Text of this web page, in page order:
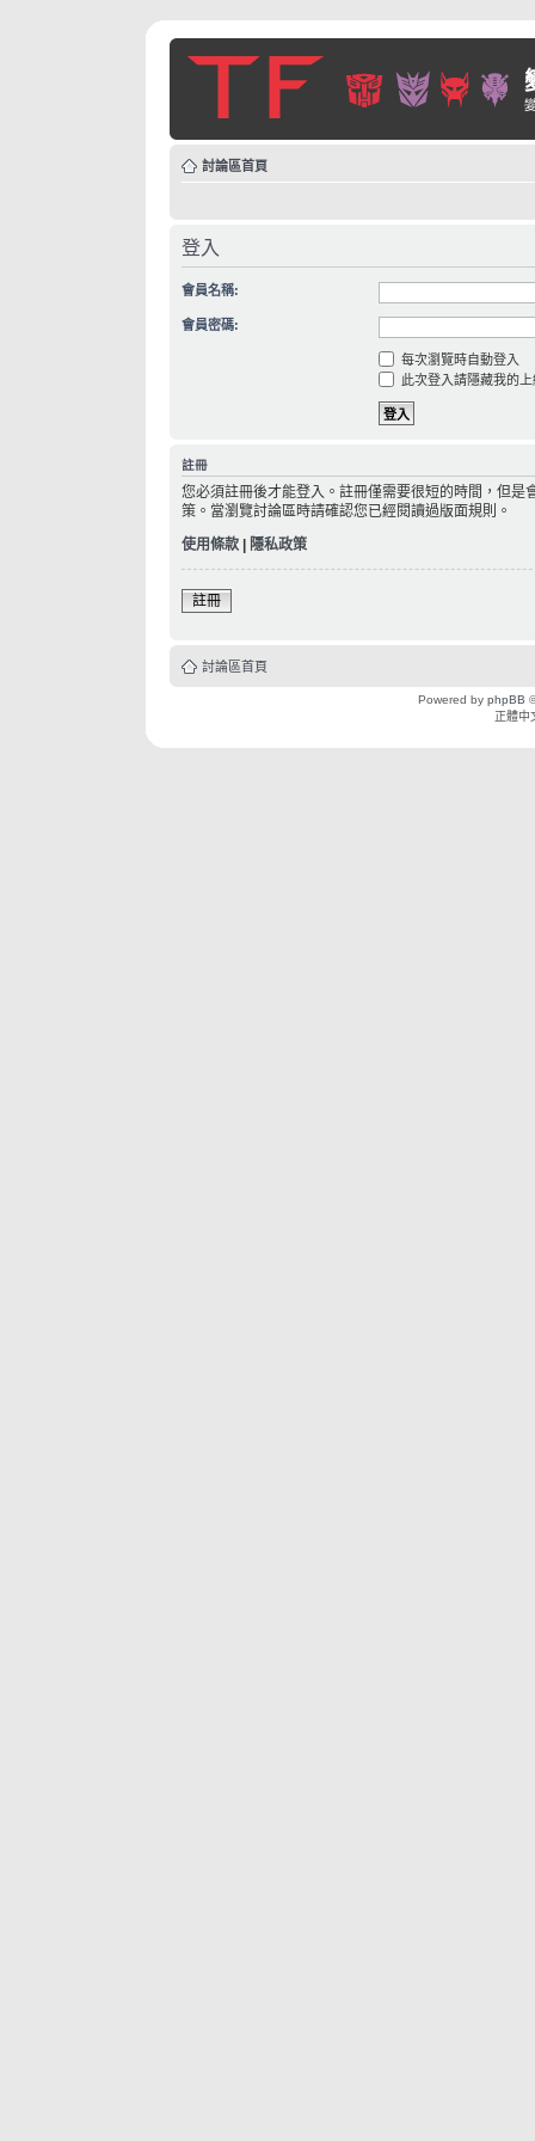
討論區首頁
登入
會員名稱:
會員密碼:
每次瀏覽時自動登入
此次登入請隱藏我的
註冊
您必須註冊後才能登入。註冊僅需要很短的時間，但
策。當瀏覽討論區時請確認您已經閱讀過版面規則。
使用條款
隱私政策
註冊
討論區首頁
Powered by phpBB
正體中